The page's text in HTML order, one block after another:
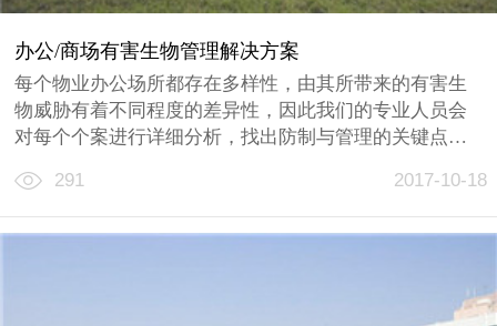
办公/商场有害生物管理解决方案
每个物业办公场所都存在多样性，由其所带来的有害生
物威胁有着不同程度的差异性，因此我们的专业人员会
对每个个案进行详细分析，找出防制与管理的关键点，
保的解决方案，最大程度降低有害生物所带来的滋扰......
291 2017-10-18